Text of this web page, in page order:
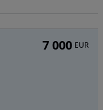
7 000 EUR